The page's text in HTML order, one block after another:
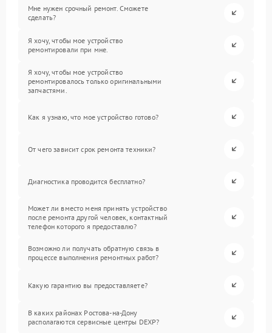
Мне нужен срочный ремонт. Сможете
сделать?
Я хочу, чтобы мое устройство
ремонтировали при мне.
Я хочу, чтобы мое устройство
ремонтировалось только оригинальными
запчастями.
Как я узнаю, что мое устройство готово?
От чего зависит срок ремонта техники?
Диагностика проводится бесплатно?
Может ли вместо меня принять устройство
после ремонта другой человек, контактный
телефон которого я предоставлю?
Возможно ли получать обратную связь в
процессе выполнения ремонтных работ?
Какую гарантию вы предоставляете?
В каких районах Ростова-на-Дону
располагаются сервисные центры DEXP?